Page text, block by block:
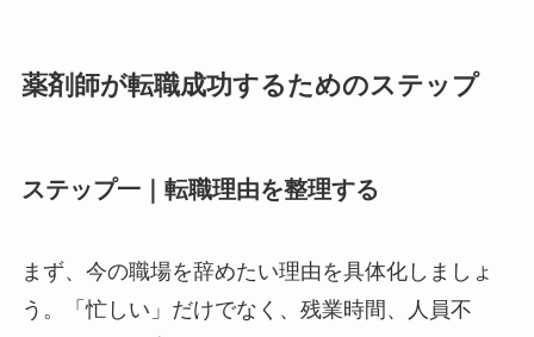
薬剤師が転職成功するためのステップ
ステップ一｜転職理由を整理する
まず、今の職場を辞めたい理由を具体化しましょ
う。「忙しい」だけでなく、残業時間、人員不